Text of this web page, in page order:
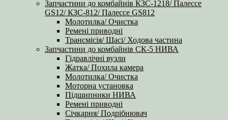
Запчастини до комбайнів КЗС-1218/ Палессе
GS12/ КЗС-812/ Палессе GS812
Молотилка/ Очистка
Ремені приводні
Трансмісія/ Шасі/ Ходова частина
Запчастини до комбайнів СК-5 НИВА
Гідравлічні вузли
Жатка/ Похила камера
Молотилка/ Очистка
Моторна установка
Підшипники НИВА
Ремені приводні
Січкарня/ Подрібнювач